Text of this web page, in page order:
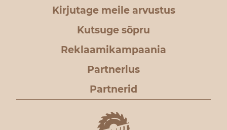
Kirjutage meile arvustus
Kutsuge sõpru
Reklaamikampaania
Partnerlus
Partnerid